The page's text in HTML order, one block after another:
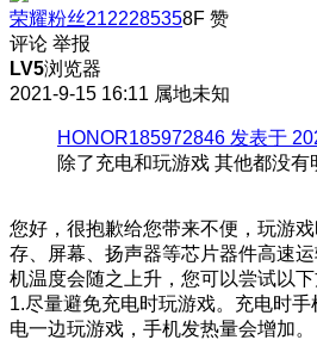
荣耀粉丝2122285358F 赞
评论 举报
LV5浏览器
2021-9-15 16:11 属地未知
HONOR185972846 发表于
除了充电和玩游戏 其他都没有
您好，很抱歉给您带来不便，玩游
存、屏幕、扬声器等芯片器件高速
机温度会随之上升，您可以尝试以下
1.尽量避免充电时玩游戏。充电时
电一边玩游戏，手机发热量会增加。